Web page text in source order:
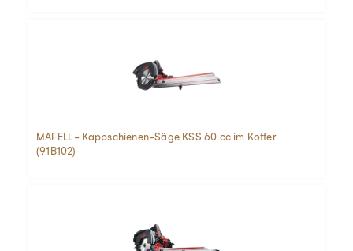
MAFELL - Kappschienen-Säge KSS 60 cc im Koffer
(91B102)